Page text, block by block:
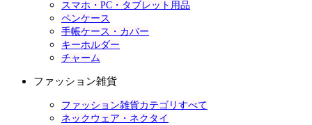
スマホ・PC・タブレット用品
ペンケース
手帳ケース・カバー
キーホルダー
チャーム
ファッション雑貨
ファッション雑貨カテゴリすべて
ネックウェア・ネクタイ